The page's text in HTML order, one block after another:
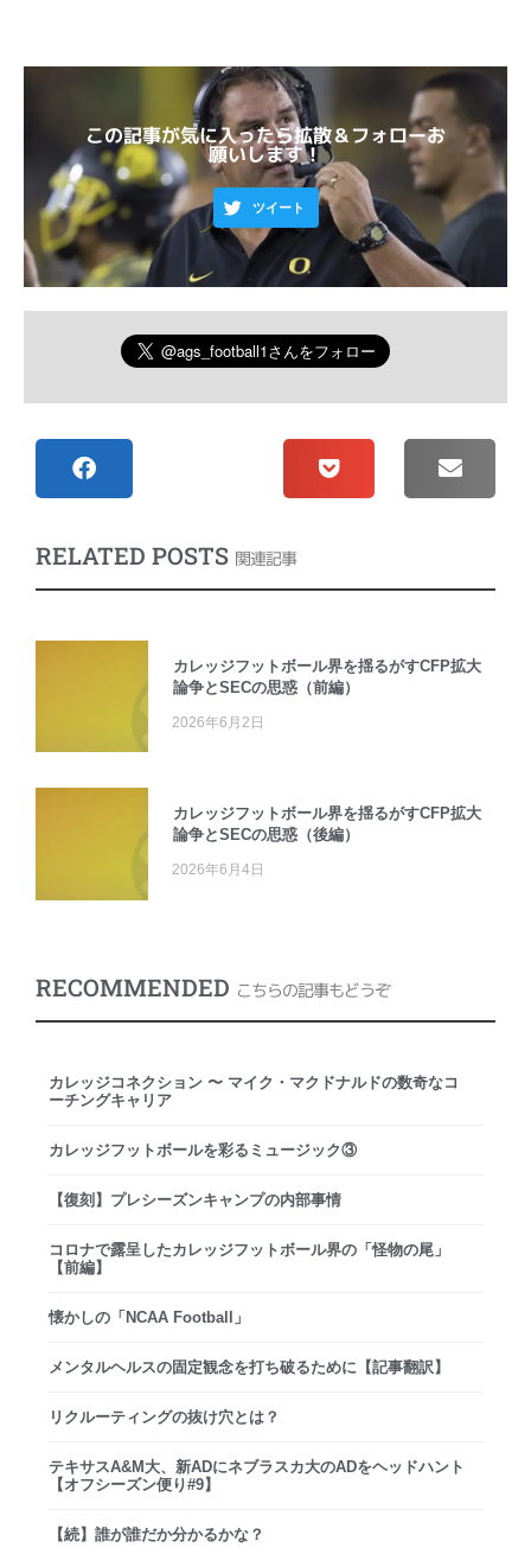
この記事が気に入ったら拡散＆フォローお
願いします！
ツイート
RELATED POSTS 関連記事
カレッジフットボール界を揺るがすCFP拡大
論争とSECの思惑（前編）
2026年6月2日
カレッジフットボール界を揺るがすCFP拡大
論争とSECの思惑（後編）
2026年6月4日
RECOMMENDED こちらの記事もどうぞ
カレッジコネクション 〜 マイク・マクドナルドの数奇なコ
ーチングキャリア
カレッジフットボールを彩るミュージック③
【復刻】プレシーズンキャンプの内部事情
コロナで露呈したカレッジフットボール界の「怪物の尾」
【前編】
懐かしの「NCAA Football」
メンタルヘルスの固定観念を打ち破るために【記事翻訳】
リクルーティングの抜け穴とは？
テキサスA&M大、新ADにネブラスカ大のADをヘッドハント
【オフシーズン便り#9】
【続】誰が誰だか分かるかな？